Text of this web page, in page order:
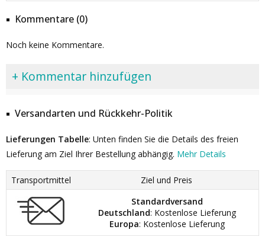
Kommentare (0)
Noch keine Kommentare.
+ Kommentar hinzufügen
Versandarten und Rückkehr-Politik
Lieferungen Tabelle: Unten finden Sie die Details des freien
Lieferung am Ziel Ihrer Bestellung abhängig. Mehr Details
Transportmittel
Ziel und Preis
Standardversand
Deutschland: Kostenlose Lieferung
Europa: Kostenlose Lieferung